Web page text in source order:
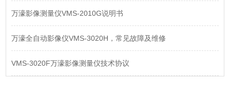
万濠影像测量仪VMS-2010G说明书
万濠全自动影像仪VMS-3020H，常见故障及维修
VMS-3020F万濠影像测量仪技术协议